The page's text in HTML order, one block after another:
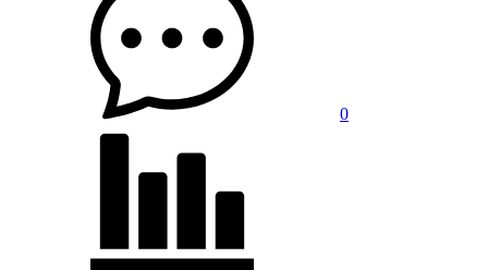
0